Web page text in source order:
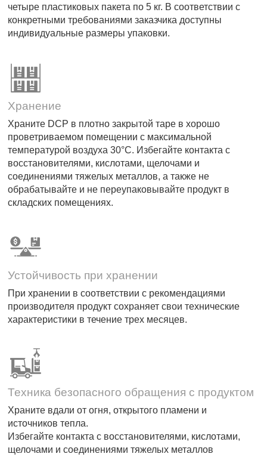
четыре пластиковых пакета по 5 кг. В соответствии с
конкретными требованиями заказчика доступны
индивидуальные размеры упаковки.
Хранение
Храните DCP в плотно закрытой таре в хорошо
проветриваемом помещении с максимальной
температурой воздуха 30°C. Избегайте контакта с
восстановителями, кислотами, щелочами и
соединениями тяжелых металлов, а также не
обрабатывайте и не переупаковывайте продукт в
складских помещениях.
Устойчивость при хранении
При хранении в соответствии с рекомендациями
производителя продукт сохраняет свои технические
характеристики в течение трех месяцев.
Техника безопасного обращения с продуктом
Храните вдали от огня, открытого пламени и
источников тепла.
Избегайте контакта с восстановителями, кислотами,
щелочами и соединениями тяжелых металлов